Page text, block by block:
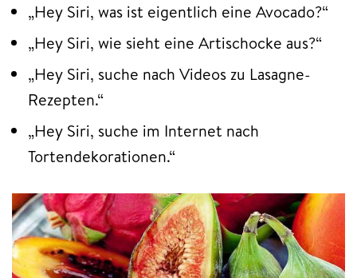
„Hey Siri, was ist eigentlich eine Avocado?“
„Hey Siri, wie sieht eine Artischocke aus?“
„Hey Siri, suche nach Videos zu Lasagne-
Rezepten.“
„Hey Siri, suche im Internet nach
Tortendekorationen.“